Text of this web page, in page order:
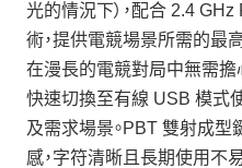
光的情況下），配合 2.4
術，提供電競場景所需的最
在漫長的電競對局中無需擔
快速切換至有線 USB 模式
及需求場景。PBT 雙射成
感，字符清晰且長期使用不